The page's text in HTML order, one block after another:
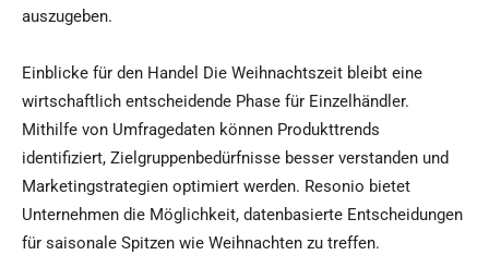
auszugeben.
Einblicke für den Handel Die Weihnachtszeit bleibt eine
wirtschaftlich entscheidende Phase für Einzelhändler.
Mithilfe von Umfragedaten können Produkttrends
identifiziert, Zielgruppenbedürfnisse besser verstanden und
Marketingstrategien optimiert werden. Resonio bietet
Unternehmen die Möglichkeit, datenbasierte Entscheidungen
für saisonale Spitzen wie Weihnachten zu treffen.